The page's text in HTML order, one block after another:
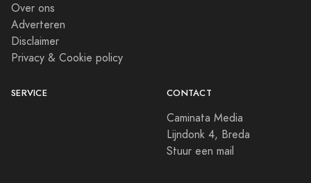
Over ons
Adverteren
Disclaimer
Privacy & Cookie policy
SERVICE CONTACT
Caminata Media
Lijndonk 4, Breda
Stuur een mail